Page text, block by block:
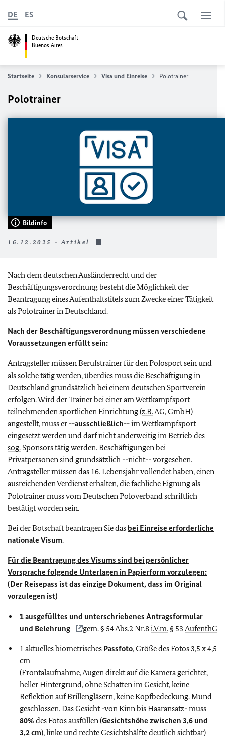
Deutsche Botschaft
Buenos Aires
DE ES
Startseite Konsularservice Visa und Einreise Polotrainer
Polotrainer
Bildinfo
16.12.2025 - Artikel
Nach dem deutschen Ausländerrecht und der
Beschäftigungsverordnung besteht die Möglichkeit der
Beantragung eines Aufenthaltstitels zum Zwecke einer Tätigkeit
als Polotrainer in Deutschland.
Nach der Beschäftigungsverordnung müssen verschiedene
Voraussetzungen erfüllt sein:
Antragsteller müssen Berufstrainer für den Polosport sein und
als solche tätig werden, überdies muss die Beschäftigung in
Deutschland grundsätzlich bei einem deutschen Sportverein
erfolgen. Wird der Trainer bei einer am Wettkampfsport
teilnehmenden sportlichen Einrichtung (z.B.AG, GmbH)
angestellt, muss er --ausschließlich--im Wettkampfsport
eingesetzt werden und darf nicht anderweitig im Betrieb des
sog. Sponsors tätig werden. Beschäftigungen bei
Privatpersonen sind grundsätzlich --nicht-- vorgesehen.
Antragsteller müssen das 16. Lebensjahr vollendet haben, einen
ausreichenden Verdienst erhalten, die fachliche Eignung als
Polotrainer muss vom Deutschen Poloverband schriftlich
bestätigt worden sein.
Bei der Botschaft beantragen Sie das bei Einreise erforderliche
nationale Visum.
Für die Beantragung des Visums sind bei persönlicher
Vorsprache folgende Unterlagen in Papierform vorzulegen:
(Der Reisepass ist das einzige Dokument, dass im Original
vorzulegen ist)
1ausgefülltes und unterschriebenes Antragsformular
und Belehrung
gem. § 54 Abs.2 Nr.8i.V.m.§ 53 AufenthG
1 aktuelles biometrisches Passfoto, Größe des Fotos 3,5 x 4,5
cm
(Frontalaufnahme, Augen direkt auf die Kamera gerichtet,
heller Hintergrund, ohne Schatten im Gesicht, keine
Reflektion auf Brillengläsern, keine Kopfbedeckung. Mund
geschlossen. Das Gesicht -von Kinn bis Haaransatz- muss
80% des Fotos ausfüllen (Gesichtshöhe zwischen 3,6 und
3,2 cm), linke und rechte Gesichtshälfte deutlich sichtbar)